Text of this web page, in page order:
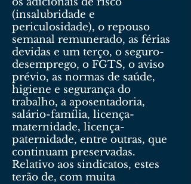
(insalubridade e
periculosidade), o repouso
semanal remunerado, as férias
devidas e um terço, o seguro-
desemprego, o FGTS, o aviso
prévio, as normas de saúde,
higiene e segurança do
trabalho, a aposentadoria,
salário-família, licença-
maternidade, licença-
paternidade, entre outras, que
continuam preservadas.
Relativo aos sindicatos, estes
terão de, com muita